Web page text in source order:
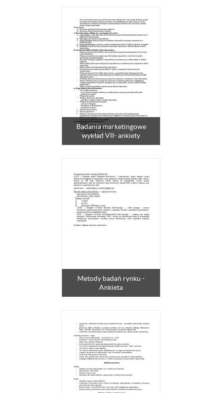
Badania marketingowe
wykład VII- ankiety
Metody badań rynku -
Ankieta